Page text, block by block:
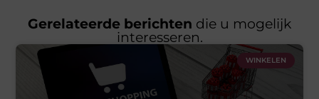
Gerelateerde berichten die u mogelijk
interesseren.
WINKELEN